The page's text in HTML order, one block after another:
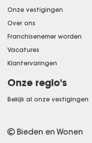
Onze vestigingen
Over ons
Franchisenemer worden
Vacatures
Klantervaringen
Onze regio's
Bekijk al onze vestigingen
Bieden en Wonen